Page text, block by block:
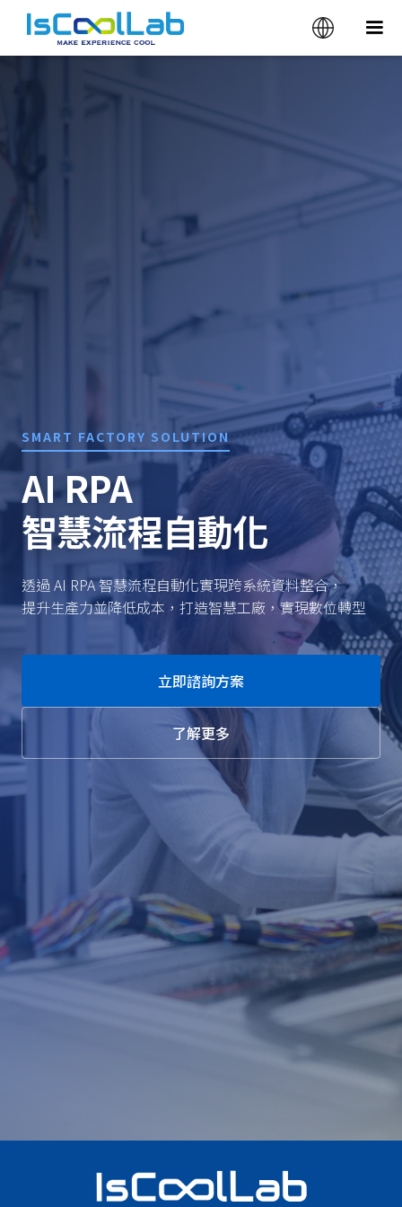
SMART FACTORY SOLUTION
AI RPA
智慧流程自動化
透過 AI RPA 智慧流程自動化實現跨系統資料整合，
提升生產力並降低成本，打造智慧工廠，實現數位轉型
立即諮詢方案
了解更多